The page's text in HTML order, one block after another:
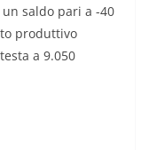
saldo pari a -40
produttivo
a 9.050